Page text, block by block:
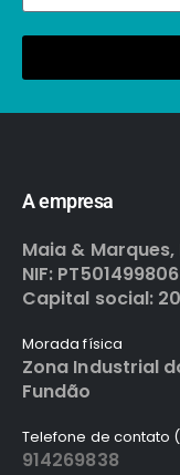
A empresa
Maia & Marques,
NIF: PT501499806
Capital social:
Morada física
Zona Industrial
Fundão
Telefone de contato
914269838